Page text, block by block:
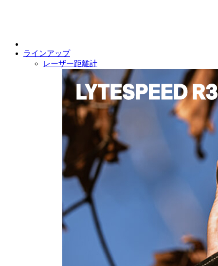
ラインアップ
レーザー距離計